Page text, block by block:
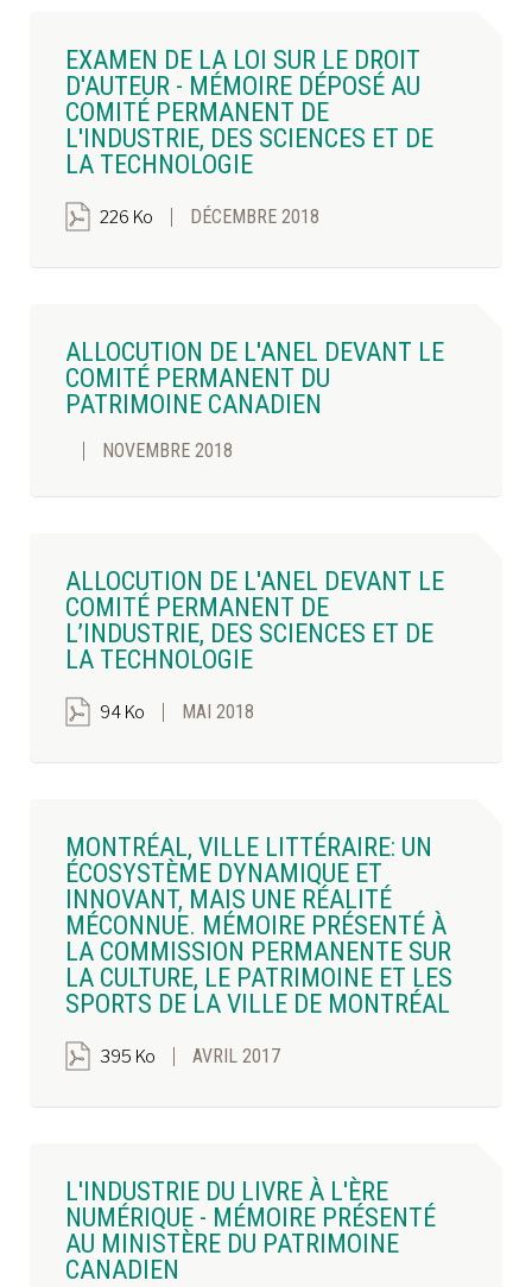
EXAMEN DE LA LOI SUR LE DROIT
D'AUTEUR - MÉMOIRE DÉPOSÉ AU
COMITÉ PERMANENT DE
L'INDUSTRIE, DES SCIENCES ET DE
LA TECHNOLOGIE
226 Ko DÉCEMBRE 2018
ALLOCUTION DE L'ANEL DEVANT LE
COMITÉ PERMANENT DU
PATRIMOINE CANADIEN
NOVEMBRE 2018
ALLOCUTION DE L'ANEL DEVANT LE
COMITÉ PERMANENT DE
L’INDUSTRIE, DES SCIENCES ET DE
LA TECHNOLOGIE
94 Ko MAI 2018
MONTRÉAL, VILLE LITTÉRAIRE: UN
ÉCOSYSTÈME DYNAMIQUE ET
INNOVANT, MAIS UNE RÉALITÉ
MÉCONNUE. MÉMOIRE PRÉSENTÉ À
LA COMMISSION PERMANENTE SUR
LA CULTURE, LE PATRIMOINE ET LES
SPORTS DE LA VILLE DE MONTRÉAL
395 Ko AVRIL 2017
L'INDUSTRIE DU LIVRE À L'ÈRE
NUMÉRIQUE - MÉMOIRE PRÉSENTÉ
AU MINISTÈRE DU PATRIMOINE
CANADIEN